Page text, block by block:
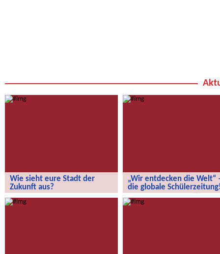
Wie sieht eure Stadt der
Zukunft aus?
„Wir entdecken die Welt“
die globale
globale Schülerzeitung!